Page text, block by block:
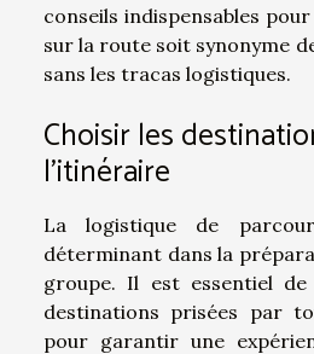
conseils indispensables
sur la route soit synonyme
sans les tracas logistiques.
Choisir les
l'itinéraire
La logistique de
déterminant dans la
groupe. Il est essentiel
destinations prisées par
pour garantir une